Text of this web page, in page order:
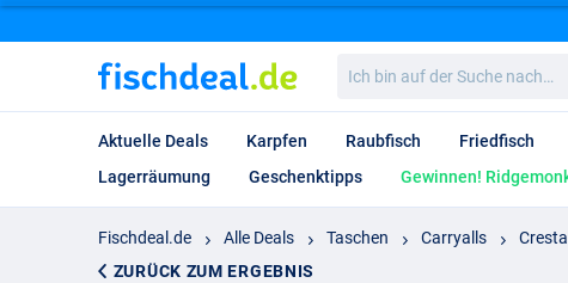
bin
auf
Suche
nach…
Aktuelle Deals Karpfen Raubfisch Friedfisch
Lagerräumung
Geschenktipps Gewinnen!
Fischdeal.de Alle Deals Taschen Carryalls
ZURÜCK ZUM ERGEBNIS